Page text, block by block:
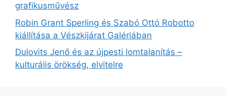
grafikusművész
Robin Grant Sperling és Szabó Ottó Robotto
kiállítása a Vészkijárat Galériában
Dulovits Jenő és az újpesti lomtalanítás –
kulturális örökség, elvitelre